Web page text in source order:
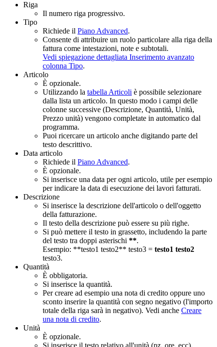
Riga
Il numero riga progressivo.
Tipo
Richiede il Piano Advanced.
Consente di attribuire un ruolo particolare alla riga della
fattura come intestazioni, note e subtotali.
Vedi spiegazione dettagliata Inserimento avanzato
colonna Tipo.
Articolo
È opzionale.
Utilizzando la tabella Articoli è possibile selezionare
dalla lista un articolo. In questo modo i campi delle
colonne successive (Descrizione, Quantità, Unità,
Prezzo unità) vengono completate in automatico dal
programma.
Puoi ricercare un articolo anche digitando parte del
testo descrittivo.
Data articolo
Richiede il Piano Advanced.
È opzionale.
Si inserisce una data per ogni articolo, utile per esempio
per indicare la data di esecuzione dei lavori fatturati.
Descrizione
Si inserisce la descrizione dell'articolo o dell'oggetto
della fatturazione.
Il testo della descrizione può essere su più righe.
Si può mettere il testo in grassetto, includendo la parte
del testo tra doppi asterischi **.
Esempio: **testo1 testo2** testo3 = testo1 testo2
testo3.
Quantità
È obbligatoria.
Si inserisce la quantità.
Per creare ad esempio una nota di credito oppure uno
sconto inserire la quantità con segno negativo (l'importo
totale della riga sarà in negativo). Vedi anche Creare
una nota di credito.
Unità
È opzionale.
Si inserisce il testo relativo all'unità (pz, ore, ecc).